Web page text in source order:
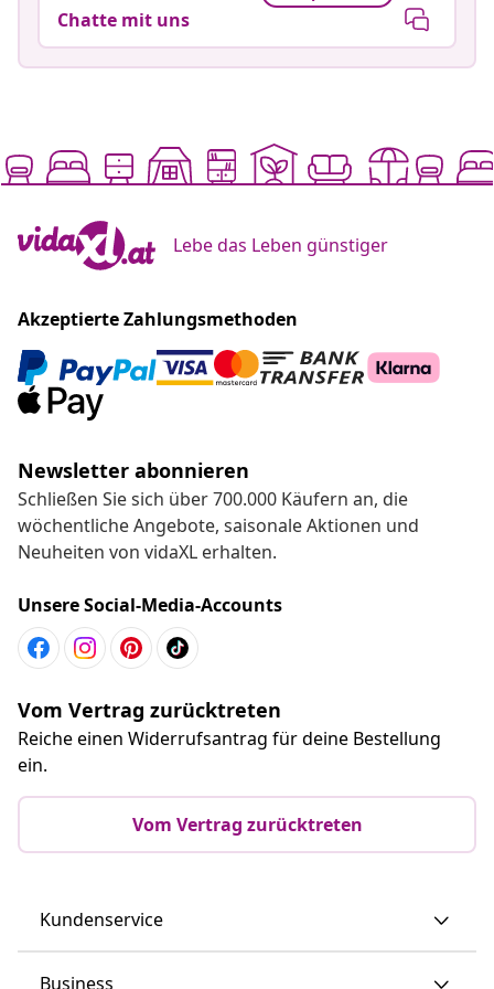
Chatte mit uns
Lebe das Leben günstiger
Akzeptierte Zahlungsmethoden
Newsletter abonnieren
Schließen Sie sich über 700.000 Käufern an, die
wöchentliche Angebote, saisonale Aktionen und
Neuheiten von vidaXL erhalten.
Unsere Social-Media-Accounts
Vom Vertrag zurücktreten
Reiche einen Widerrufsantrag für deine Bestellung
ein.
Vom Vertrag zurücktreten
Kundenservice
Business